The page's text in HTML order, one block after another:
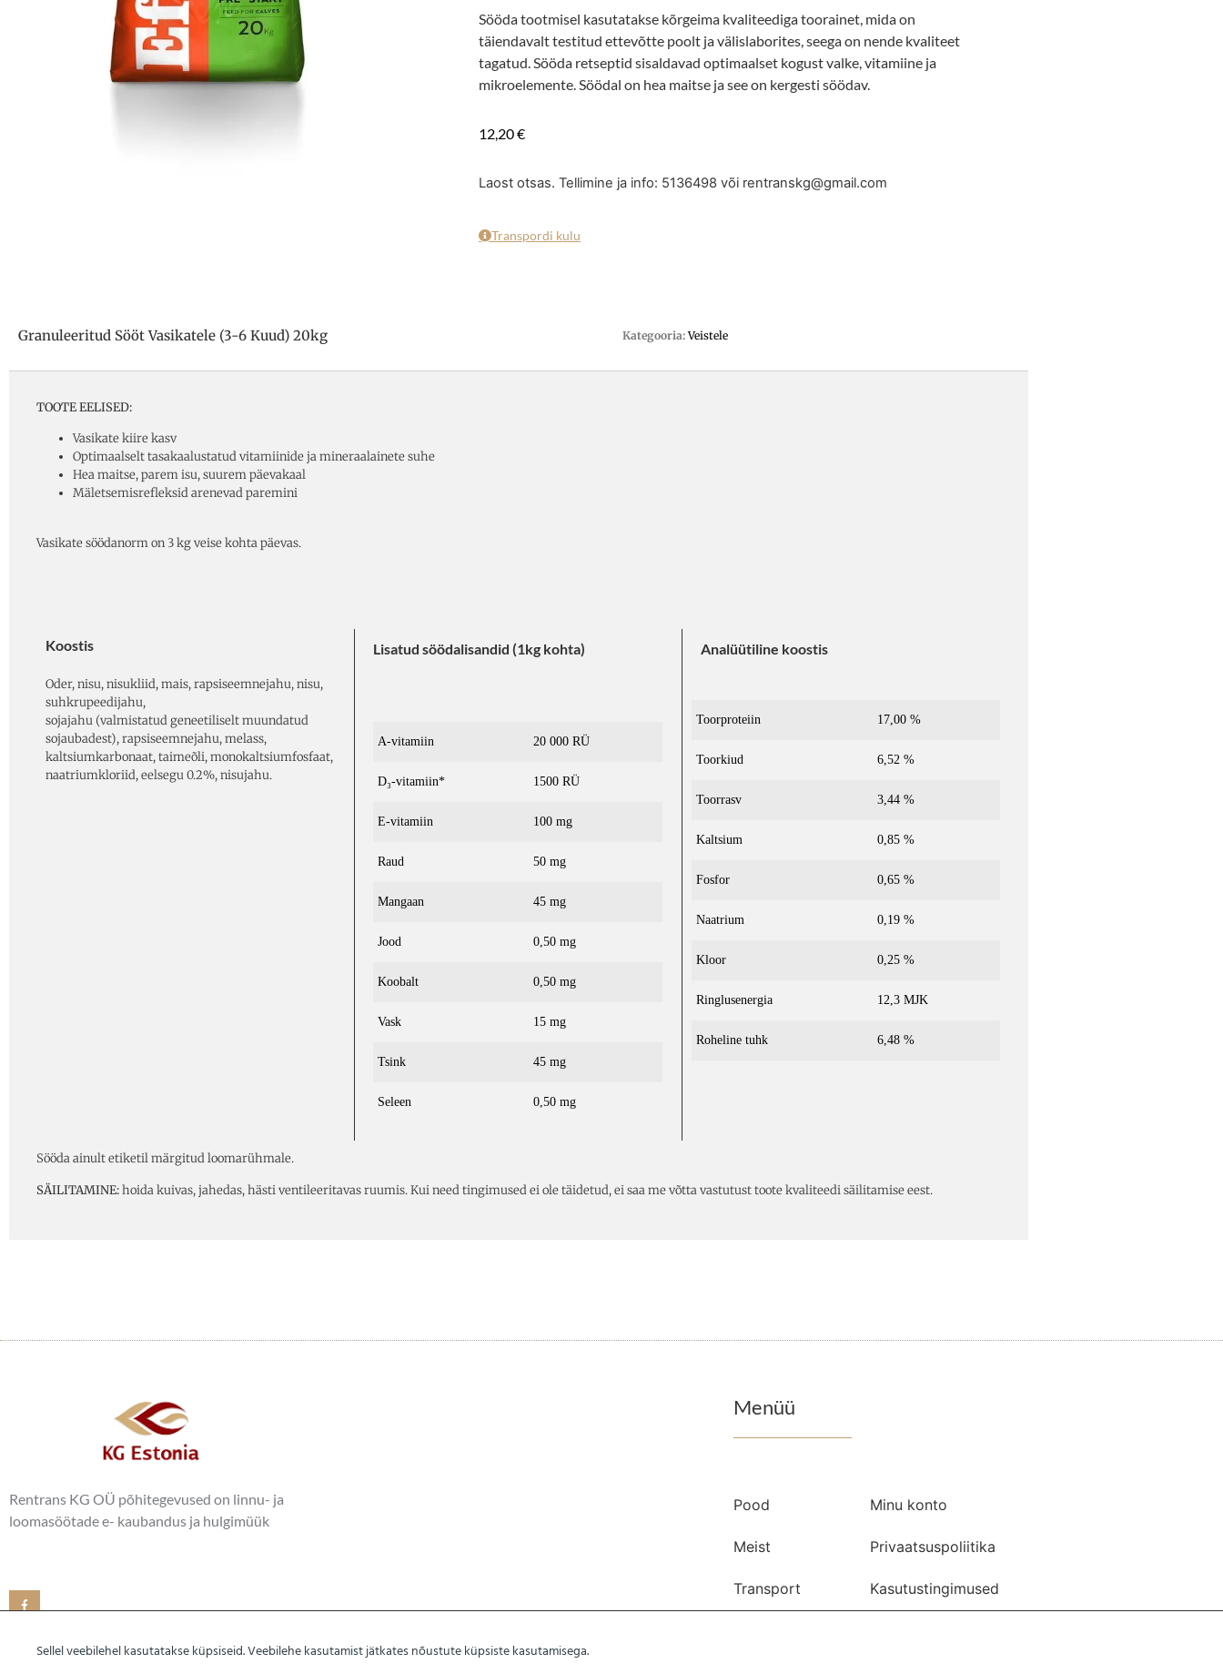
Sööda tootmisel kasutatakse kõrgeima kvaliteediga toorainet, mida on
täiendavalt testitud ettevõtte poolt ja välislaborites, seega on nende kvaliteet
tagatud. Sööda retseptid sisaldavad optimaalset kogust valke, vitamiine ja
mikroelemente. Söödal on hea maitse ja see on kergesti söödav.
12,20€
Laost otsas. Tellimine ja info: 5136498 või rentranskg@gmail.com
Transpordi kulu
Granuleeritud Sööt Vasikatele (3-6 Kuud) 20kg Kategooria: Veistele
TOOTE EELISED:
Vasikate kiire kasv
Optimaalselt tasakaalustatud vitamiinide ja mineraalainete suhe
Hea maitse, parem isu, suurem päevakaal
Mäletsemisrefleksid arenevad paremini
Vasikate söödanorm on 3 kg veise kohta päevas.
Koostis
Oder, nisu, nisukliid, mais, rapsiseemnejahu, nisu,
suhkrupeedijahu,
sojajahu (valmistatud geneetiliselt muundatud
sojaubadest), rapsiseemnejahu, melass,
kaltsiumkarbonaat, taimeõli, monokaltsiumfosfaat,
naatriumkloriid, eelsegu 0.2%, nisujahu.
Lisatud söödalisandid (1kg kohta)
A-vitamiin 20 000 RÜ
D₃-vitamiin* 1500 RÜ
E-vitamiin 100 mg
Raud 50 mg
Mangaan 45 mg
Jood 0,50 mg
Koobalt 0,50 mg
Vask 15 mg
Tsink 45 mg
Seleen 0,50 mg
Analüütiline koostis
Toorproteiin 17,00 %
Toorkiud 6,52 %
Toorrasv 3,44 %
Kaltsium 0,85 %
Fosfor 0,65 %
Naatrium 0,19 %
Kloor 0,25 %
Ringlusenergia 12,3 MJK
Roheline tuhk 6,48 %
Sööda ainult etiketil märgitud loomarühmale.
SÄILITAMINE:hoida kuivas, jahedas, hästi ventileeritavas ruumis. Kui need tingimused ei ole täidetud, ei saa me võtta vastutust toote kvaliteedi säilitamise eest.
Rentrans KG OÜ põhitegevused on linnu- ja
loomasöötade e- kaubandus ja hulgimüük
Menüü
Pood
Meist
Transport
Minu konto
Privaatsuspoliitika
Kasutustingimused
Sellel veebilehel kasutatakse küpsiseid. Veebilehe kasutamist jätkates nõustute küpsiste kasutamisega.